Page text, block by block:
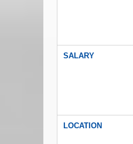
SALARY
LOCATION